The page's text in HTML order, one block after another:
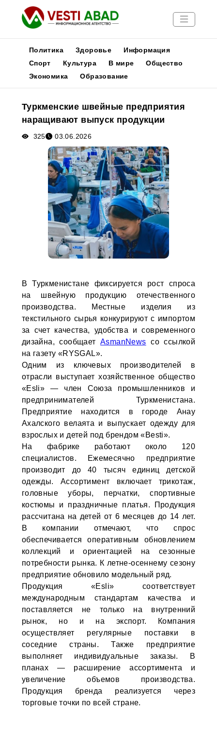
Новости
Медиа
Афиша
Политика Здоровье
Информация
Спорт
Культура В мире
Общество
Экономика
Образование
Туркменские швейные предприятия
наращивают выпуск продукции
325 03.06.2026
В Туркменистане фиксируется рост спроса
на швейную продукцию отечественного
производства. Местные изделия из
текстильного сырья конкурируют с импортом
за счет качества, удобства и современного
дизайна, сообщаетAsmanNews со ссылкой
на газету «RYSGAL».
Одним из ключевых производителей в
отрасли выступает хозяйственное общество
«Esli» — член Союза промышленников и
предпринимателей Туркменистана.
Предприятие находится в городе Анау
Ахалского велаята и выпускает одежду для
взрослых и детей под брендом «Besti».
На фабрике работают около 120
специалистов. Ежемесячно предприятие
производит до 40 тысяч единиц детской
одежды. Ассортимент включает трикотаж,
головные уборы, перчатки, спортивные
костюмы и праздничные платья. Продукция
рассчитана на детей от 6 месяцев до 14 лет.
В компании отмечают, что спрос
обеспечивается оперативным обновлением
коллекций и ориентацией на сезонные
потребности рынка. К летне-осеннему сезону
предприятие обновило модельный ряд.
Продукция «Esli» соответствует
международным стандартам качества и
поставляется не только на внутренний
рынок, но и на экспорт. Компания
осуществляет регулярные поставки в
соседние страны. Также предприятие
выполняет индивидуальные заказы. В
планах — расширение ассортимента и
увеличение объемов производства.
Продукция бренда реализуется через
торговые точки по всей стране.